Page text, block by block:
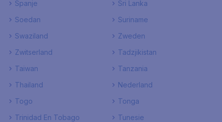
Spanje
Sri Lanka
Soedan
Suriname
Swaziland
Zweden
Zwitserland
Tadzjikistan
Taiwan
Tanzania
Thailand
Nederland
Togo
Tonga
Trinidad En Tobago
Tunesie